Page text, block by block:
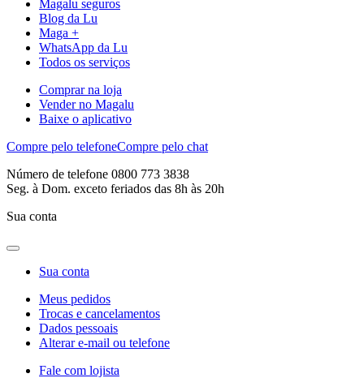
Magalu seguros
Blog da Lu
Maga +
WhatsApp da Lu
Todos os serviços
Comprar na loja
Vender no Magalu
Baixe o aplicativo
Compre pelo telefoneCompre pelo chat
Número de telefone 0800 773 3838
Seg. à Dom. exceto feriados das 8h às 20h
Sua conta
Sua conta
Meus pedidos
Trocas e cancelamentos
Dados pessoais
Alterar e-mail ou telefone
Fale com lojista